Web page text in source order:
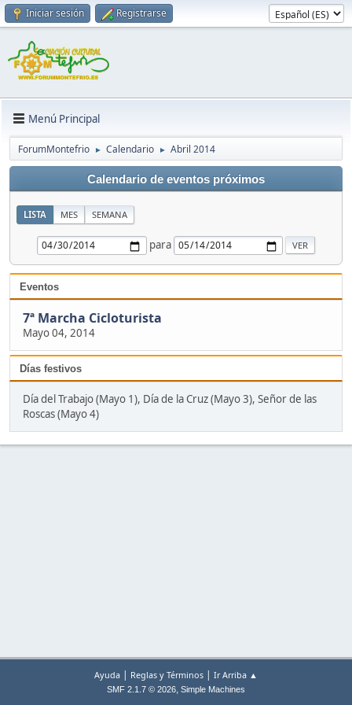
Iniciar sesión Registrarse
Menú Principal
ForumMontefrio ► Calendario ► Abril 2014
Calendario de eventos próximos
LISTA MES SEMANA
para
Eventos
7ª Marcha Cicloturista
Mayo 04, 2014
Días festivos
Día del Trabajo (Mayo 1), Día de la Cruz (Mayo 3), Señor de las
Roscas (Mayo 4)
Ayuda | Reglas y Términos | Ir Arriba ▲
SMF 2.1.7 © 2026, Simple Machines